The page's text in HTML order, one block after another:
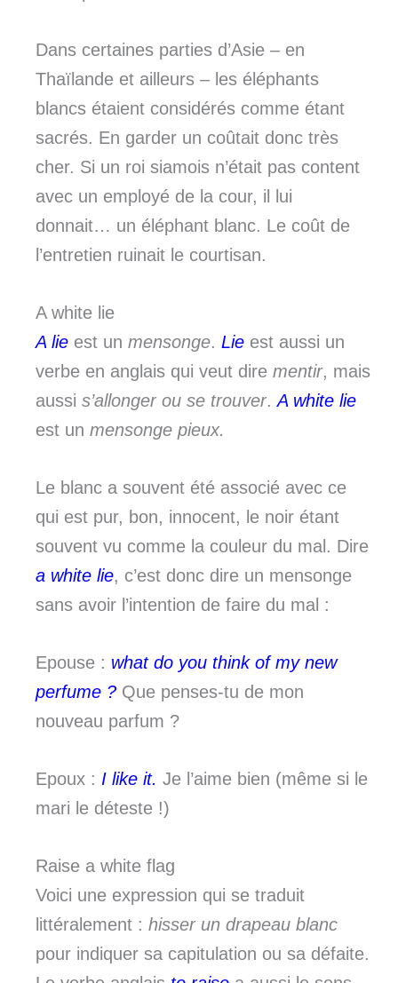
Dans certaines parties d’Asie – en
Thaïlande et ailleurs – les éléphants
blancs étaient considérés comme étant
sacrés. En garder un coûtait donc très
cher. Si un roi siamois n’était pas content
avec un employé de la cour, il lui
donnait… un éléphant blanc. Le coût de
l’entretien ruinait le courtisan.
A white lie
A lie est un mensonge. Lie est aussi un
verbe en anglais qui veut dire mentir, mais
aussi s’allonger ou se trouver.A white lie
est un mensonge pieux.
Le blanc a souvent été associé avec ce
qui est pur, bon, innocent, le noir étant
souvent vu comme la couleur du mal. Dire
a white lie, c’est donc dire un mensonge
sans avoir l’intention de faire du mal :
Epouse : what do you think of my new
perfume ? Que penses-tu de mon
nouveau parfum ?
Epoux : I like it. Je l’aime bien (même si le
mari le déteste !)
Raise a white flag
Voici une expression qui se traduit
littéralement : hisser un drapeau blanc
pour indiquer sa capitulation ou sa défaite.